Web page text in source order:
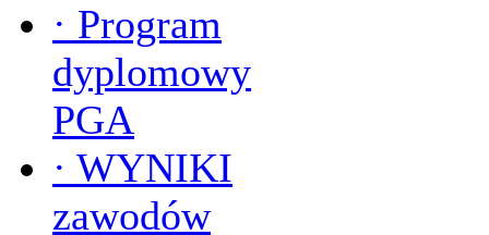
· Program
dyplomowy
PGA
· WYNIKI
zawodów